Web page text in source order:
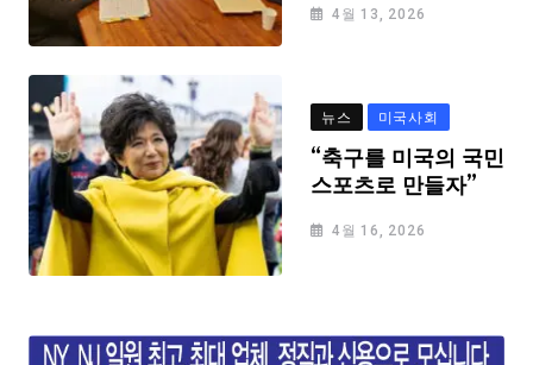
4월 13, 2026
뉴스 미국사회
“축구를 미국의 국민
스포츠로 만들자”
4월 16, 2026